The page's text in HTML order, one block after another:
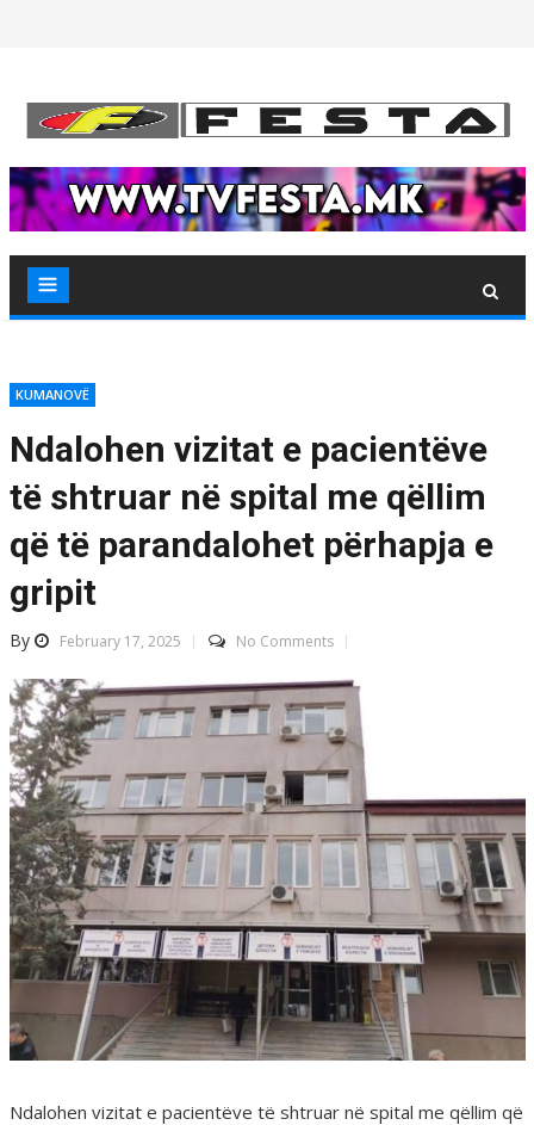
KUMANOVË
Ndalohen vizitat e pacientëve
të shtruar në spital me qëllim
që të parandalohet përhapja e
gripit
By February 17, 2025 No Comments
Ndalohen vizitat e pacientëve të shtruar në spital me qëllim që